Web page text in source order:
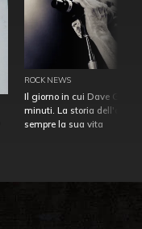
ROCK NEWS
Il giorno in cui Dave
minuti. La storia
sempre la sua vita